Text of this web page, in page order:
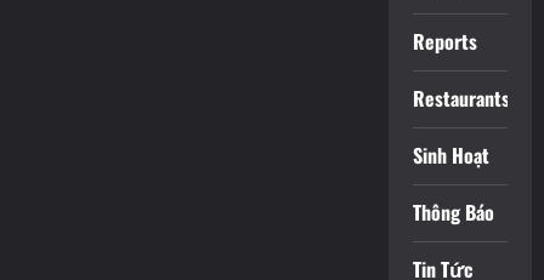
Reports
Restaurants
Sinh Hoạt
Thông Báo
Tin Tức